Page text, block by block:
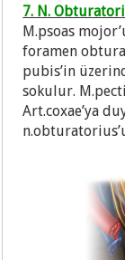
7. N.
M.psoas
foramen
pubis’in
sokulur.
Art.coxae’ya